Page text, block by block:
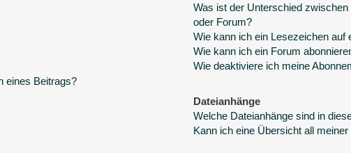
eines Beitrags?
Was ist der Unterschied
oder Forum?
Wie kann ich ein Lesezeichen auf
Wie kann ich ein Forum
Wie deaktiviere ich meine
Dateianhänge
Welche Dateianhänge sind in
Kann ich eine Übersicht all